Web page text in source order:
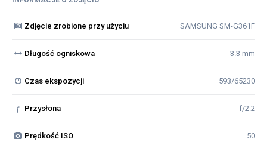
Zdjęcie zrobione przy użyciu SAMSUNG SM-G361F
Długość ogniskowa 3.3 mm
Czas ekspozycji 593/65230
f Przysłona f/2.2
Prędkość ISO 50